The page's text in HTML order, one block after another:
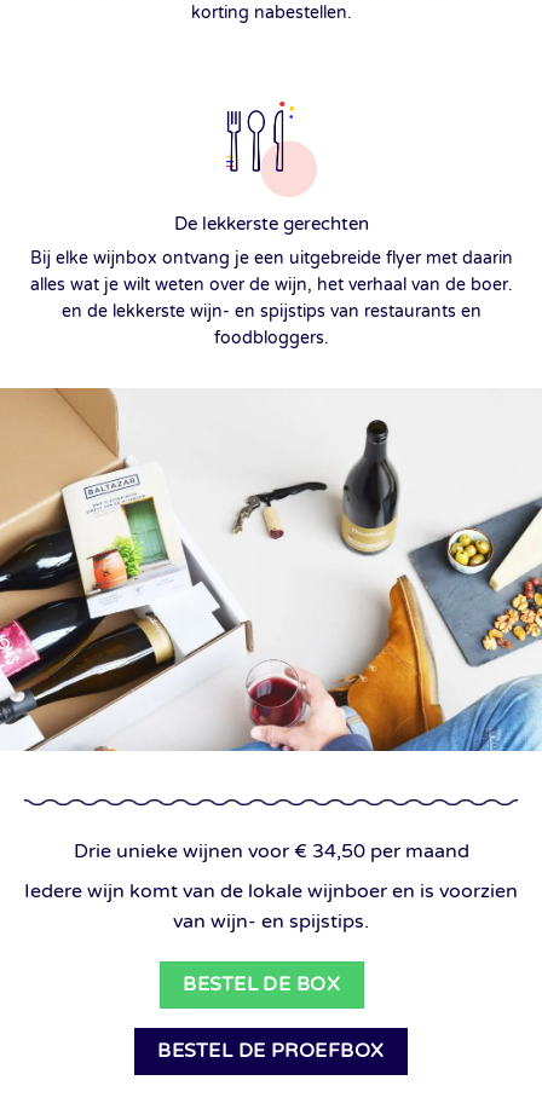
korting nabestellen.
De lekkerste gerechten
Bij elke wijnbox ontvang je een uitgebreide flyer met daarin
alles wat je wilt weten over de wijn, het verhaal van de boer.
en de lekkerste wijn- en spijstips van restaurants en
foodbloggers.
Drie unieke wijnen voor € 34,50 per maand
Iedere wijn komt van de lokale wijnboer en is voorzien
van wijn- en spijstips.
BESTEL DE BOX
BESTEL DE PROEFBOX